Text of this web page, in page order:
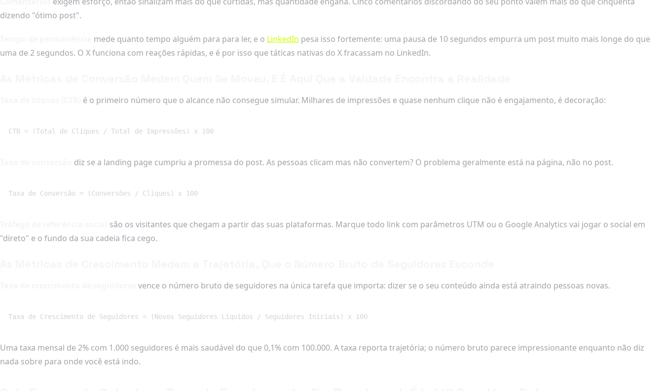
dizendo "ótimo post".
mede quanto tempo alguém para para ler, e o LinkedIn pesa isso fortemente: uma pausa de 10 segundos empurra um post muito mais longe do que
uma de 2 segundos. O X funciona com reações rápidas, e é por isso que táticas nativas do X fracassam no LinkedIn.
é o primeiro número que o alcance não consegue simular. Milhares de impressões e quase nenhum clique não é engajamento, é decoração:
CTR = (Total de Cliques / Total de Impressões) x 100
diz se a landing page cumpriu a promessa do post. As pessoas clicam mas não convertem? O problema geralmente está na página, não no post.
Taxa de Conversão = (Conversões / Cliques) x 100
são os visitantes que chegam a partir das suas plataformas. Marque todo link com parâmetros UTM ou o Google Analytics vai jogar o social em
"direto" e o fundo da sua cadeia fica cego.
vence o número bruto de seguidores na única tarefa que importa: dizer se o seu conteúdo ainda está atraindo pessoas novas.
Taxa de Crescimento de Seguidores = (Novos Seguidores Líquidos / Seguidores Iniciais) x 100
Uma taxa mensal de 2% com 1.000 seguidores é mais saudável do que 0,1% com 100.000. A taxa reporta trajetória; o número bruto parece impressionante enquanto não diz
nada sobre para onde você está indo.